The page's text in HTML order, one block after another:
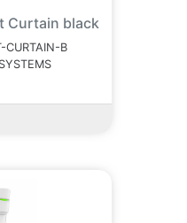
Curtain black
CURTAIN-B